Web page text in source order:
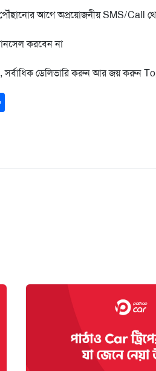
আগে অপ্রয়োজনীয় SMS/Call
করবেন না
সর্বাধিক ডেলিভারি করুন আর জয় করুন